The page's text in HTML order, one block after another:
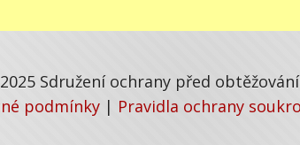
Sdružení ochrany před
podmínky | Pravidla ochrany